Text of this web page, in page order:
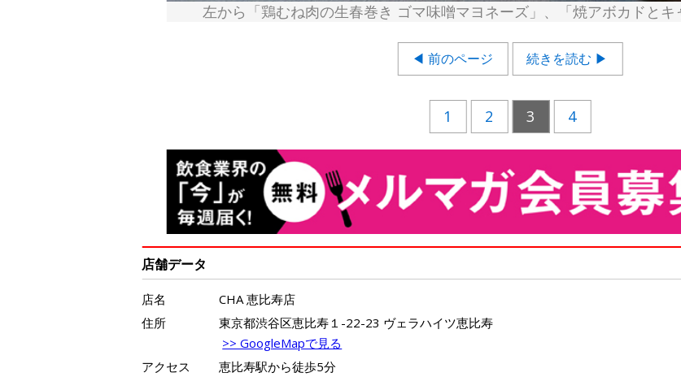
左から「鶏むね肉の生春巻き ゴマ味噌マヨネーズ」、「焼アボカドとキ
◀ 前のページ 続きを読む ▶
1 2 3 4
店舗データ
店名
CHA 恵比寿店
住所
東京都渋谷区恵比寿１-22-23 ヴェラハイツ恵比寿
>> GoogleMapで見る
アクセス
恵比寿駅から徒歩5分